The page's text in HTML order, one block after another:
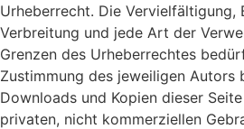
Urheberrecht. Die Vervielfältigung,
Verbreitung und jede Art der
Grenzen des Urheberrechtes
Zustimmung des jeweiligen Autors
Downloads und Kopien dieser
privaten, nicht kommerziellen